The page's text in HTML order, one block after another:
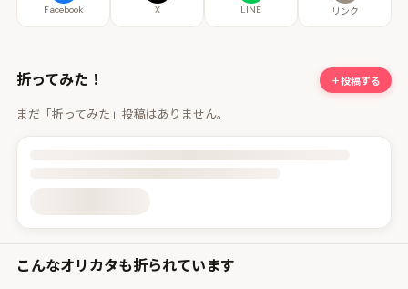
Facebook X LINE リンク
折ってみた！ 投稿する
まだ「折ってみた」投稿はありません。
投稿詳細を読み込んでいます
こんなオリカタも折られています